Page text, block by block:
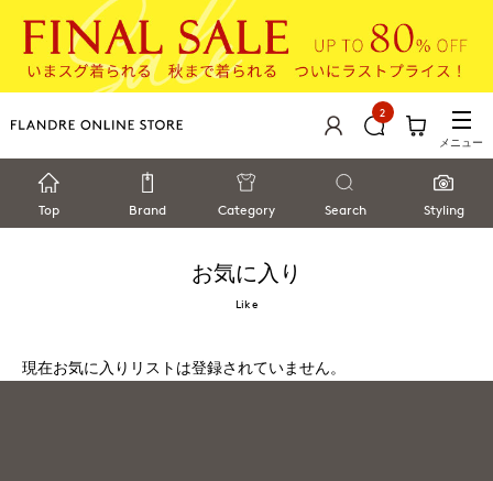
2
メニュー
Top Brand Category Search Styling
お気に入り
Like
現在お気に入りリストは登録されていません。